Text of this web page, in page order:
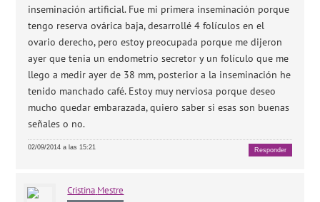
inseminación artificial. Fue mi primera inseminación porque
tengo reserva ovárica baja, desarrollé 4 folículos en el
ovario derecho, pero estoy preocupada porque me dijeron
ayer que tenia un endometrio secretor y un folículo que me
llego a medir ayer de 38 mm, posterior a la inseminación he
tenido manchado café. Estoy muy nerviosa porque deseo
mucho quedar embarazada, quiero saber si esas son buenas
señales o no.
02/09/2014 a las 15:21 Responder
Cristina Mestre